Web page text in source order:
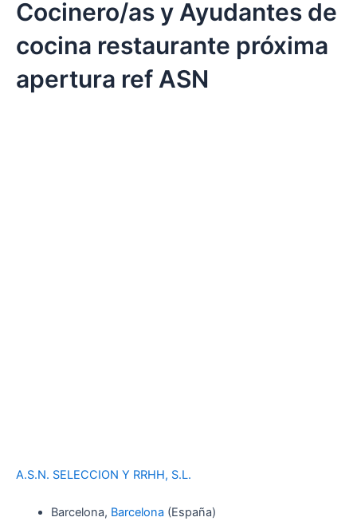
Cocinero/as y Ayudantes de
cocina restaurante próxima
apertura ref ASN
A.S.N. SELECCION Y RRHH, S.L.
Barcelona, Barcelona (España)